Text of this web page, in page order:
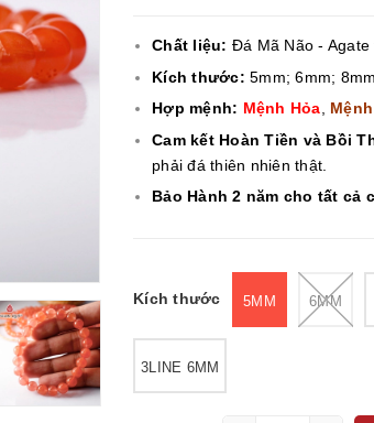
Chất liệu: Đá Mã Não - Agate
Kích thước: 5mm; 6mm; 8mm.
Hợp mệnh: Mệnh Hỏa
Cam kết Hoàn Tiền và Bồi
phải đá thiên nhiên thật.
Bảo Hành 2 năm cho tất cả
Kích thước 5MM 6MM
3LINE 6MM